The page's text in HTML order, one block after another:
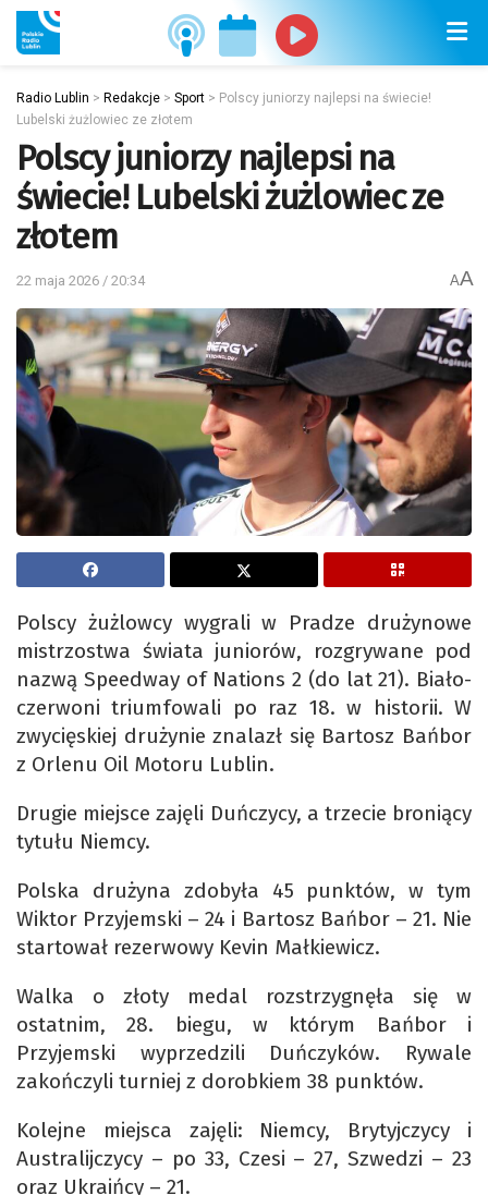
Radio Lublin > Redakcje > Sport > Polscy juniorzy najlepsi na świecie!
Lubelski żużlowiec ze złotem
Polscy juniorzy najlepsi na
świecie! Lubelski żużlowiec ze
złotem
22 maja 2026 / 20:34 AA
Polscy żużlowcy wygrali w Pradze drużynowe
mistrzostwa świata juniorów, rozgrywane pod
nazwą Speedway of Nations 2 (do lat 21). Biało-
czerwoni triumfowali po raz 18. w historii. W
zwycięskiej drużynie znalazł się Bartosz Bańbor
z Orlenu Oil Motoru Lublin.
Drugie miejsce zajęli Duńczycy, a trzecie broniący
tytułu Niemcy.
Polska drużyna zdobyła 45 punktów, w tym
Wiktor Przyjemski – 24 i Bartosz Bańbor – 21. Nie
startował rezerwowy Kevin Małkiewicz.
Walka o złoty medal rozstrzygnęła się w
ostatnim, 28. biegu, w którym Bańbor i
Przyjemski wyprzedzili Duńczyków. Rywale
zakończyli turniej z dorobkiem 38 punktów.
Kolejne miejsca zajęli: Niemcy, Brytyjczycy i
Australijczycy – po 33, Czesi – 27, Szwedzi – 23
oraz Ukraińcy – 21.